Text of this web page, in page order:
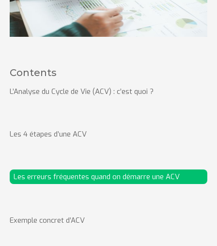
Contents
L’Analyse du Cycle de Vie (ACV) : c’est quoi ?
Les 4 étapes d’une ACV
Les erreurs fréquentes quand on démarre une ACV
Exemple concret d’ACV